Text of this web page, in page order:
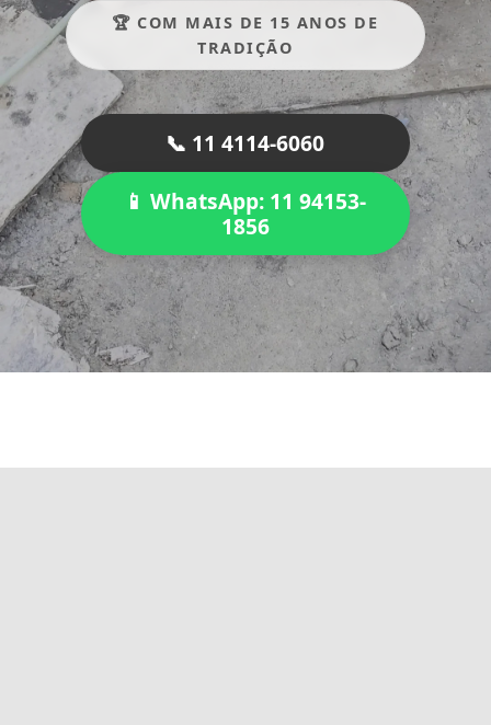
🏆 COM MAIS DE 15 ANOS DE
TRADIÇÃO
📞 11 4114-6060
📱 WhatsApp: 11 94153-
1856